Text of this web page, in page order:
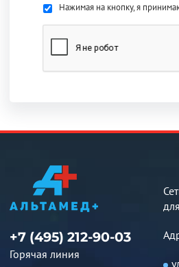
Нажимая на кнопку, я
+7 (495) 212-90-03
Горячая линия